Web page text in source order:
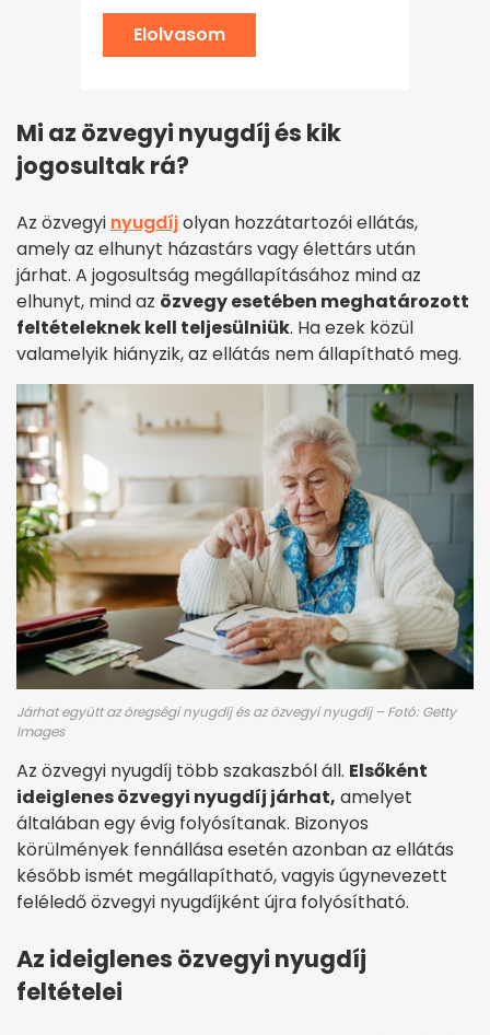
Elolvasom
Mi az özvegyi nyugdíj és kik
jogosultak rá?
Az özvegyi nyugdíjolyan hozzátartozói ellátás,
amely az elhunyt házastárs vagy élettárs után
járhat. A jogosultság megállapításához mind az
elhunyt, mind az özvegy esetében meghatározott
feltételeknek kell teljesülniük. Ha ezek közül
valamelyik hiányzik, az ellátás nem állapítható meg.
Járhat együtt az öregségi nyugdíj és az özvegyi nyugdíj – Fotó: Getty
Images
Az özvegyi nyugdíj több szakaszból áll. Elsőként
ideiglenes özvegyi nyugdíj járhat, amelyet
általában egy évig folyósítanak. Bizonyos
körülmények fennállása esetén azonban az ellátás
később ismét megállapítható, vagyis úgynevezett
feléledő özvegyi nyugdíjként újra folyósítható.
Az ideiglenes özvegyi nyugdíj
feltételei